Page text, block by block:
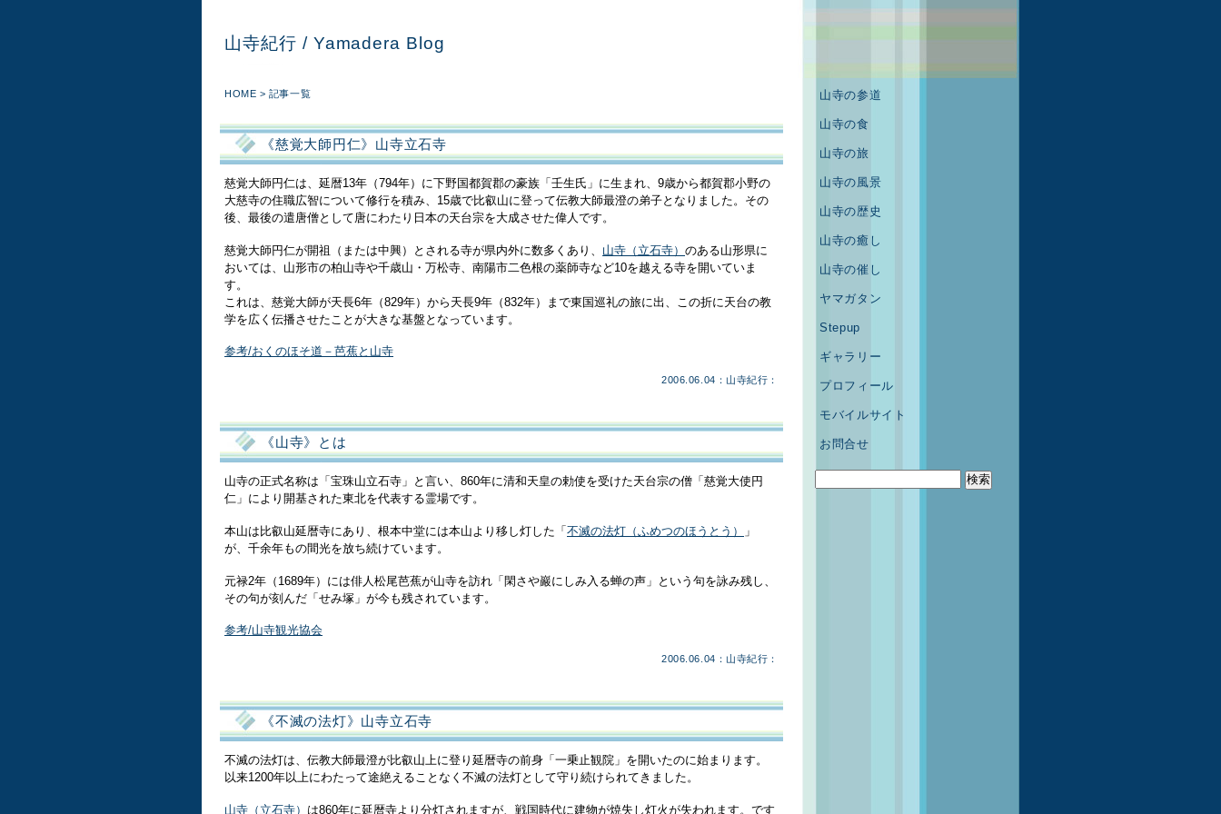
山寺紀行 / Yamadera Blog
HOME > 記事一覧
《慈覚大師円仁》山寺立石寺
慈覚大師円仁は、延暦13年（794年）に下野国都賀郡の豪族「壬生氏」に生まれ、9歳から都賀郡小野の
大慈寺の住職広智について修行を積み、15歳で比叡山に登って伝教大師最澄の弟子となりました。その
後、最後の遣唐僧として唐にわたり日本の天台宗を大成させた偉人です。
慈覚大師円仁が開祖（または中興）とされる寺が県内外に数多くあり、 山寺（立石寺） のある山形県に
おいては、山形市の柏山寺や千歳山・万松寺、南陽市二色根の薬師寺など10を越える寺を開いていま
す。
これは、慈覚大師が天長6年（829年）から天長9年（832年）まで東国巡礼の旅に出、この折に天台の教
学を広く伝播させたことが大きな基盤となっています。
参考/おくのほそ道－芭蕉と山寺
2006.06.04：山寺紀行：
《山寺》とは
山寺の正式名称は「宝珠山立石寺」と言い、860年に清和天皇の勅使を受けた天台宗の僧「慈覚大使円
仁」により開基された東北を代表する霊場です。
本山は比叡山延暦寺にあり、根本中堂には本山より移し灯した「 不滅の法灯（ふめつのほうとう）
」
が、千余年もの間光を放ち続けています。
元禄2年（1689年）には俳人松尾芭蕉が山寺を訪れ「閑さや巖にしみ入る蝉の声」という句を詠み残し、
その句が刻んだ「せみ塚」が今も残されています。
参考/山寺観光協会
2006.06.04：山寺紀行：
《不滅の法灯》山寺立石寺
不滅の法灯は、伝教大師最澄が比叡山上に登り延暦寺の前身「一乗止観院」を開いたのに始まります。
以来1200年以上にわたって途絶えることなく不滅の法灯として守り続けられてきました。
山寺（立石寺） は860年に延暦寺より分灯されますが、戦国時代に建物が焼失し灯火が失われます。です
山寺の参道
山寺の食
山寺の旅
山寺の風景
山寺の歴史
山寺の癒し
山寺の催し
ヤマガタン
Stepup
ギャラリー
プロフィール
モバイルサイト
お問合せ